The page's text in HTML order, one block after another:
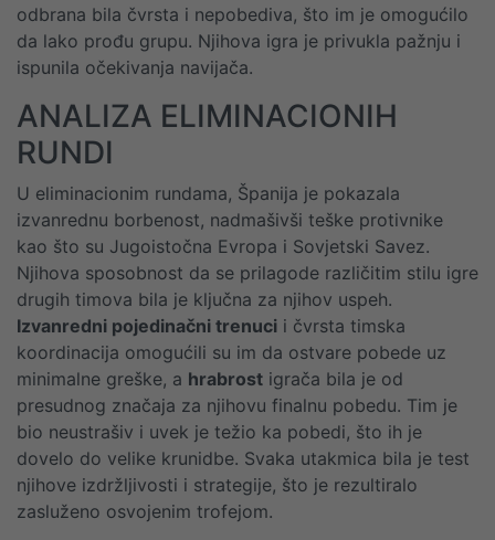
odbrana bila čvrsta i nepobediva, što im je omogućilo
da lako prođu grupu. Njihova igra je privukla pažnju i
ispunila očekivanja navijača.
ANALIZA ELIMINACIONIH
RUNDI
U eliminacionim rundama, Španija je pokazala
izvanrednu borbenost, nadmašivši teške protivnike
kao što su Jugoistočna Evropa i Sovjetski Savez.
Njihova sposobnost da se prilagode različitim stilu igre
drugih timova bila je ključna za njihov uspeh.
Izvanredni pojedinačni trenuci i čvrsta timska
koordinacija omogućili su im da ostvare pobede uz
minimalne greške, a hrabrost igrača bila je od
presudnog značaja za njihovu finalnu pobedu. Tim je
bio neustrašiv i uvek je težio ka pobedi, što ih je
dovelo do velike krunidbe. Svaka utakmica bila je test
njihove izdržljivosti i strategije, što je rezultiralo
zasluženo osvojenim trofejom.